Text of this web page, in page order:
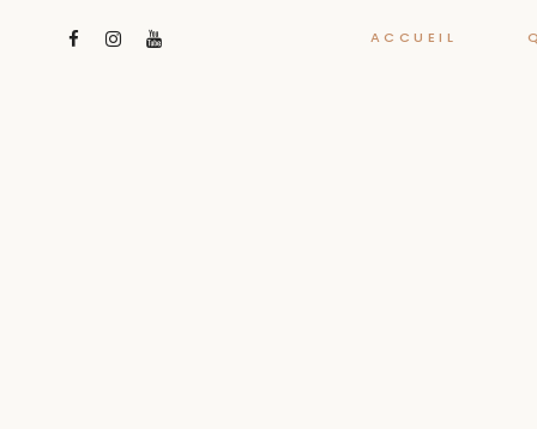
ACCUEIL